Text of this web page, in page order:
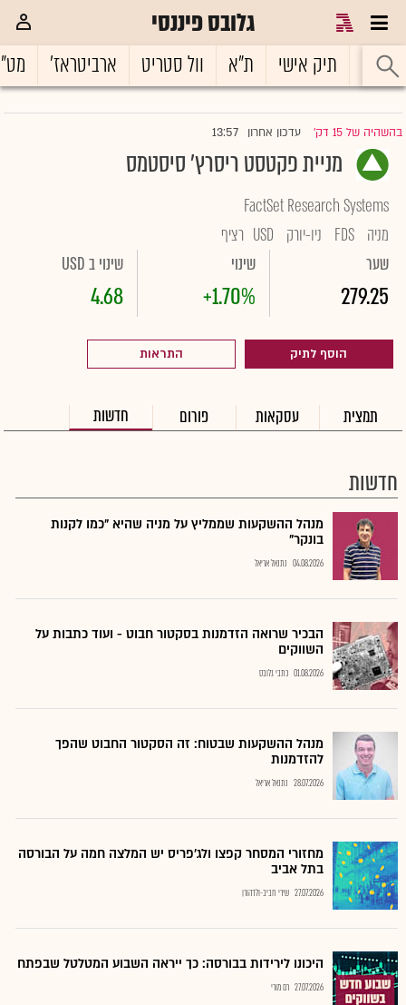
גלובס פיננסי
ראשי תיק אישי ת"א וול סטריט ארביטראז'
בהשהיה של 15 דק' |עדכון אחרון 13:57
מניית פקטסט ריסרץ' סיסטמס
FactSet Research Systems
מניה FDS ניו-יורק USD רציף
שער
279.25
שינוי
+1.70%
שינוי ב USD
4.68
הוסף לתיק התראות
תמצית עסקאות פורום חדשות
חדשות
מנהל ההשקעות שממליץ על מניה שהיא "כמו לקנות
בונקר"
04.08.2026 נתנאל אריאל
הבכיר שרואה הזדמנות בסקטור חבוט - ועוד כתבות על
השווקים
01.08.2026 כתבי גלובס
מנהל ההשקעות שבטוח: זה הסקטור החבוט שהפך
להזדמנות
28.07.2026 נתנאל אריאל
מחזורי המסחר קפצו ולג'פריס יש המלצה חמה על הבורסה
בתל אביב
27.07.2026 שירי חביב-ולדהורן
היכונו לירידות בבורסה: כך ייראה השבוע המטלטל שבפתח
27.07.2026 רם מורי